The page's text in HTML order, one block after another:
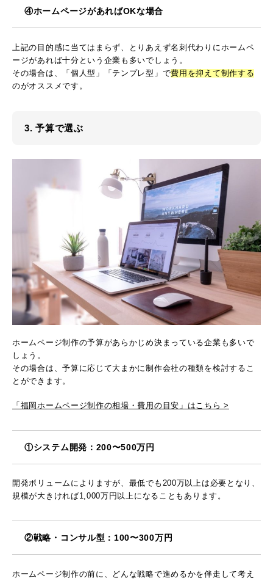
④ホームページがあればOKな場合
上記の目的感に当てはまらず、とりあえず名刺代わりにホームペ
ージがあれば十分という企業も多いでしょう。
その場合は、「個人型」「テンプレ型」で費用を抑えて制作する
のがオススメです。
3. 予算で選ぶ
ホームページ制作の予算があらかじめ決まっている企業も多いで
しょう。
その場合は、予算に応じて大まかに制作会社の種類を検討するこ
とができます。
「福岡ホームページ制作の相場・費用の目安」はこちら >
①システム開発：200〜500万円
開発ボリュームによりますが、最低でも200万以上は必要となり、
規模が大きければ1,000万円以上になることもあります。
②戦略・コンサル型：100〜300万円
ホームページ制作の前に、どんな戦略で進めるかを伴走して考え